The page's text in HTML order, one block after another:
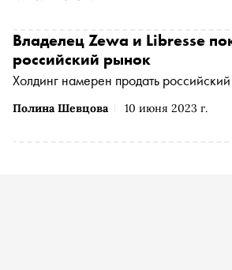
Полина Шевцова 10 июня 2023 г.
Владелец Zewa и Libresse
российский рынок
Холдинг намерен продать